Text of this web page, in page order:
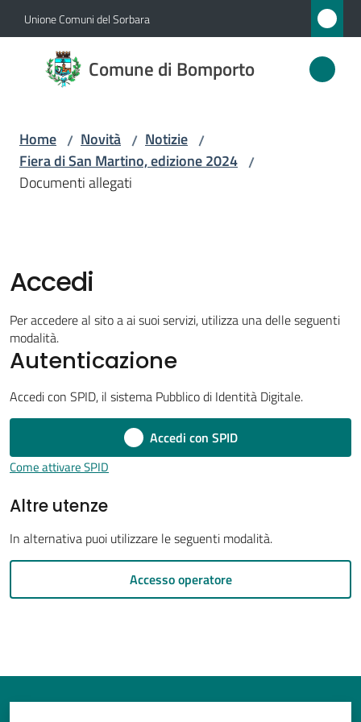
Vai al contenuto
Vai alla navigazione
Vai al footer
Unione Comuni del Sorbara
Comune di Bomporto
Comune
di
Amministrazione
Vivere
Bomporto
gli
Seguici
Home / Novità / Notizie /
Fiera di San Martino, edizione 2024 /
Documenti allegati
Accedi
Per accedere al sito a ai suoi servizi, utilizza una delle seguenti
modalità.
Autenticazione
Accedi con SPID, il sistema Pubblico di Identità Digitale.
Accedi con SPID
Come attivare SPID
Altre utenze
In alternativa puoi utilizzare le seguenti modalità.
Accesso operatore